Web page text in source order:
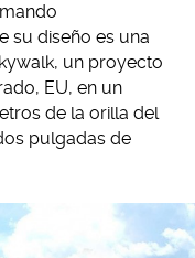
su diseño es una
un proyecto
EU, en un
de la orilla del
pulgadas de